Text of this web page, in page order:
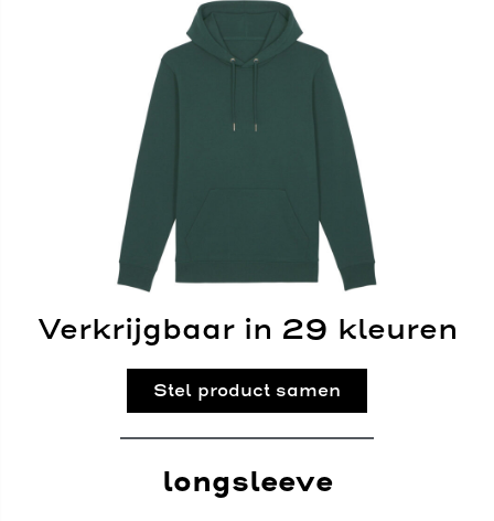
Verkrijgbaar in 29 kleuren
Stel product samen
longsleeve